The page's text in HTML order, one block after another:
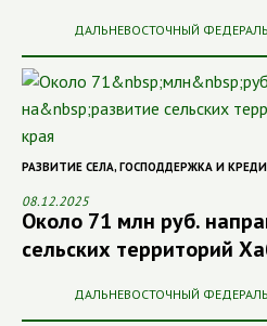
ДАЛЬНЕВОСТОЧНЫЙ
РАЗВИТИЕ СЕЛА, ГОСПОДДЕРЖКА И
08.12.2025
Около 71 млн руб.
сельских территорий
ДАЛЬНЕВОСТОЧНЫЙ